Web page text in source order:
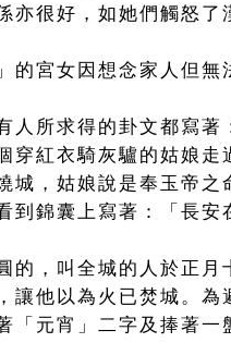
亦很好，如她們觸怒了
的宮女因想念家人但
人所求得的卦文都寫
穿紅衣騎灰驢的姑娘
城，姑娘說是奉玉帝
到錦囊上寫著：「長
的，叫全城的人於正
讓他以為火已焚城。
「元宵」二字及捧著一